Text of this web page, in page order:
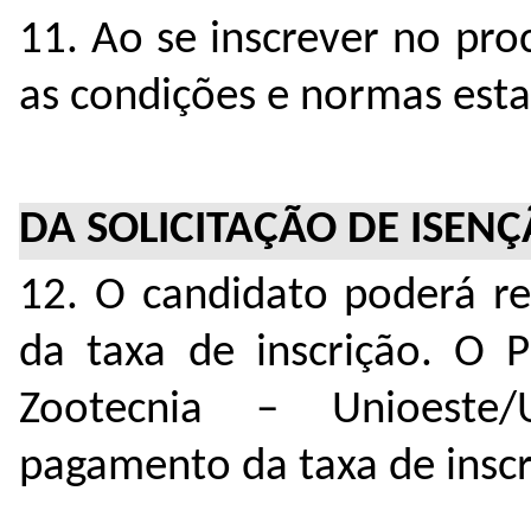
11. Ao se inscrever no
as condições e normas
DA SOLICITAÇÃO DE
12. O candidato poderá
da taxa de inscrição. O
Zootecnia –
pagamento da taxa de